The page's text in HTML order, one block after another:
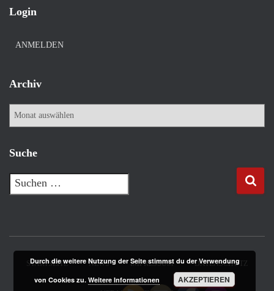
Login
ANMELDEN
Archiv
Suche
STARTSEITE NEWS IMPRESSUM DATENSCHUTZ
Durch die weitere Nutzung der Seite stimmst du der Verwendung
von Cookies zu. Weitere Informationen AKZEPTIEREN